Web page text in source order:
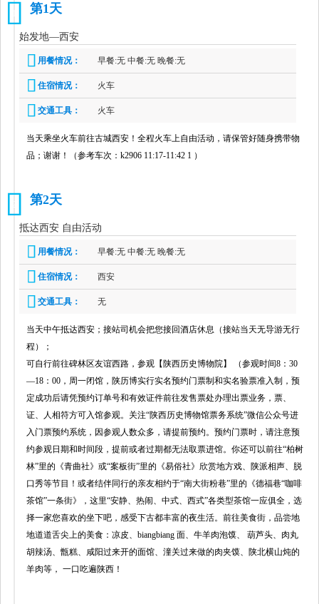
第1天
始发地—西安
用餐情况： 早餐:无 中餐:无 晚餐:无
住宿情况： 火车
交通工具： 火车
当天乘坐火车前往古城西安！全程火车上自由活动，请保管好随身携带物
品；谢谢！（参考车次：k2906 11:17-11:42 1 ）
第2天
抵达西安 自由活动
用餐情况： 早餐:无 中餐:无 晚餐:无
住宿情况： 西安
交通工具： 无
当天中午抵达西安；接站司机会把您接回酒店休息（接站当天无导游无行
程）；
可自行前往碑林区友谊西路，参观【陕西历史博物院】 （参观时间8：30
—18：00，周一闭馆，陕历博实行实名预约门票制和实名验票准入制，预
定成功后请凭预约订单号和有效证件前往发售票处办理出票业务，票、
证、人相符方可入馆参观。关注“陕西历史博物馆票务系统”微信公众号进
入门票预约系统，因参观人数众多，请提前预约。预约门票时，请注意预
约参观日期和时间段，提前或者过期都无法取票进馆。你还可以前往“柏树
林”里的《青曲社》或“案板街”里的《易俗社》欣赏地方戏、陕派相声、脱
口秀等节目！或者结伴同行的亲友相约于“南大街粉巷”里的《德福巷“咖啡
茶馆”一条街》，这里“安静、热闹、中式、西式”各类型茶馆一应俱全，选
择一家您喜欢的坐下吧，感受下古都丰富的夜生活。前往美食街，品尝地
地道道舌尖上的美食：凉皮、biangbiang 面、牛羊肉泡馍、 葫芦头、肉丸
胡辣汤、甑糕、咸阳过来开的面馆、潼关过来做的肉夹馍、陕北横山炖的
羊肉等， 一口吃遍陕西！